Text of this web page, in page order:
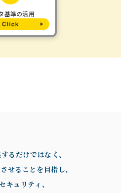
基準の活用
るだけではなく、
せることを目指し、
キュリティ、